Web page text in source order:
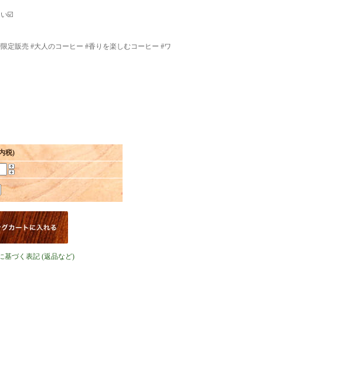
い☑️
定販売 #大人のコーヒー #香りを楽しむコーヒー #ワ
税)
基づく表記 (返品など)